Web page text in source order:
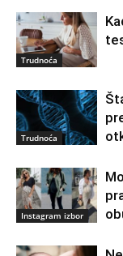
Trudnoća
Trudnoća
Instagram izbor